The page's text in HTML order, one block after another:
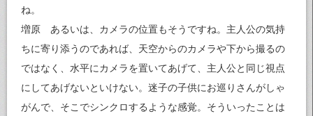
ね。
増原 あるいは、カメラの位置もそうですね。主人公の気持
ちに寄り添うのであれば、天空からのカメラや下から撮るの
ではなく、水平にカメラを置いてあげて、主人公と同じ視点
にしてあげないといけない。迷子の子供にお巡りさんがしゃ
がんで、そこでシンクロするような感覚。そういったことは